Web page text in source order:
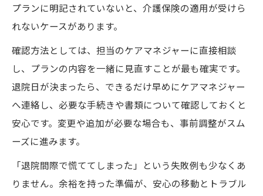
プランに明記されていないと、介護保険の適用が受けら
れないケースがあります。
確認方法としては、担当のケアマネジャーに直接相談
し、プランの内容を一緒に見直すことが最も確実です。
退院日が決まったら、できるだけ早めにケアマネジャー
へ連絡し、必要な手続きや書類について確認しておくと
安心です。変更や追加が必要な場合も、事前調整がスム
ーズに進みます。
「退院間際で慌ててしまった」という失敗例も少なくあ
りません。余裕を持った準備が、安心の移動とトラブル